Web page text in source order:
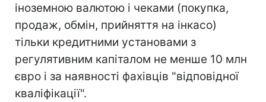
іноземною валютою і чеками (покупка,
продаж, обмін, прийняття на інкасо)
тільки кредитними установами з
регулятивним капіталом не менше 10 млн
євро і за наявності фахівців "відповідної
кваліфікації".